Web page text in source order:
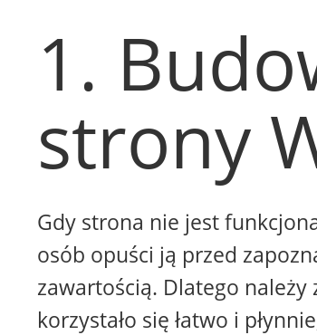
1.
strony
Gdy strona nie jest
osób opuści ją przed
zawartością. Dlatego
korzystało się łatwo i